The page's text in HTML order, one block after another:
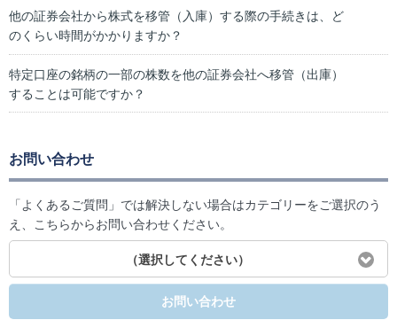
他の証券会社から株式を移管（入庫）する際の手続きは、ど
のくらい時間がかかりますか？
特定口座の銘柄の一部の株数を他の証券会社へ移管（出庫）
することは可能ですか？
お問い合わせ
「よくあるご質問」では解決しない場合はカテゴリーをご選択のう
え、こちらからお問い合わせください。
（選択してください）
お問い合わせ